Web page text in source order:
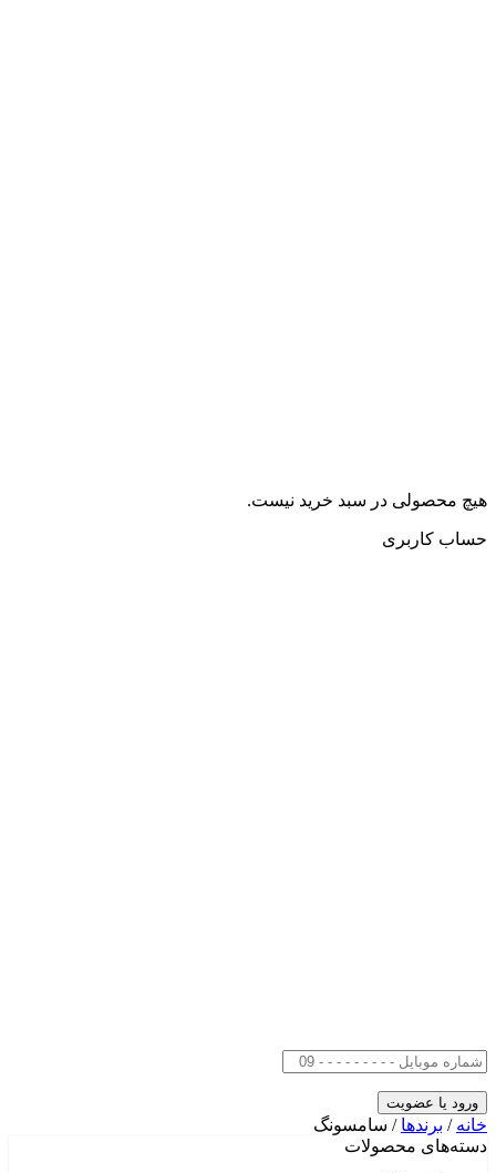
هیچ محصولی در سبد خرید نیست.
حساب کاربری
خانه / برندها / سامسونگ
دسته‌های محصولات